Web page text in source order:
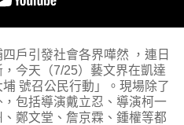
戶引發社會各界嘩然 ，連日
今天（7/25）藝文界在凱達
號召公民行動」。現場除了
包括導演戴立忍、導演柯一
鄭文堂、詹京霖、鍾權等都